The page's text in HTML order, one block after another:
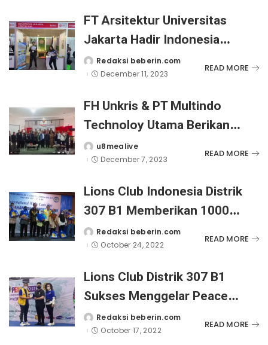
FT Arsitektur Universitas
Jakarta Hadir Indonesia
Building Technoloy Expo
Posted
by
Redaksi beberin.com
December 11, 2023
READ MORE
FH Unkris & PT Multindo
Technoloy Utama Berikan
Penyuluhan Hukum di Desa
Bojongasih, Sukabumi, Jabar
Posted
by
u8mealive
December 7, 2023
READ MORE
Lions Club Indonesia Distrik
307 B1 Memberikan 1000
Tongkat Putih dan Sembako
Ke Disabilitas Netra
Posted
by
Redaksi beberin.com
October 24, 2022
READ MORE
Lions Club Distrik 307 B1
Sukses Menggelar Peace
Poster Contest 2022
Posted
by
Redaksi beberin.com
October 17, 2022
READ MORE